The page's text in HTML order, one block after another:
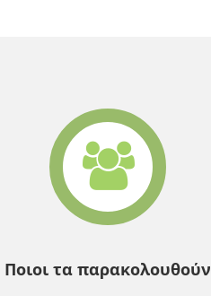
Ποιοι τα παρακολουθούν